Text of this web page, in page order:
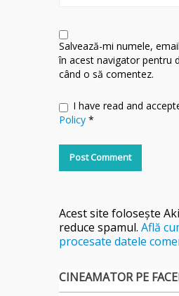
Salvează-mi numele,
în acest navigator pentru
când o să comentez.
I have read and
Policy *
Acest site folosește
reduce spamul. Află
procesate datele
CINEAMATOR PE